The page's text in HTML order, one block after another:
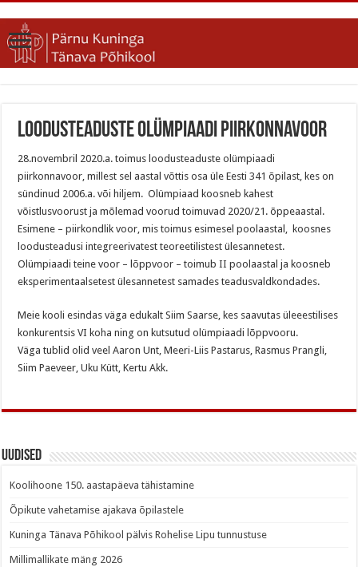
Loodusteaduste olümpiaadi piirkonnavoor
28.novembril 2020.a. toimus loodusteaduste olümpiaadi
piirkonnavoor, millest sel aastal võttis osa üle Eesti 341 õpilast, kes on
sündinud 2006.a. või hiljem. Olümpiaad koosneb kahest
võistlusvoorust ja mõlemad voorud toimuvad 2020/21. õppeaastal.
Esimene – piirkondlik voor, mis toimus esimesel poolaastal, koosnes
loodusteadusi integreerivatest teoreetilistest ülesannetest.
Olümpiaadi teine voor – lõppvoor – toimub II poolaastal ja koosneb
eksperimentaalsetest ülesannetest samades teadusvaldkondades.
Meie kooli esindas väga edukalt Siim Saarse, kes saavutas üleeestilises
konkurentsis VI koha ning on kutsutud olümpiaadi lõppvooru.
Väga tublid olid veel Aaron Unt, Meeri-Liis Pastarus, Rasmus Prangli,
Siim Paeveer, Uku Kütt, Kertu Akk.
Uudised
Koolihoone 150. aastapäeva tähistamine
Õpikute vahetamise ajakava õpilastele
Kuninga Tänava Põhikool pälvis Rohelise Lipu tunnustuse
Millimallikate mäng 2026